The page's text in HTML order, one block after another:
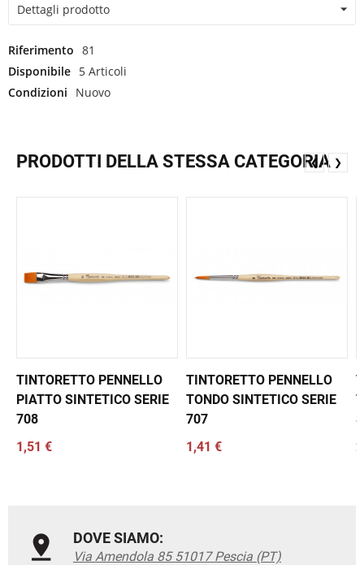
Dettagli prodotto
Riferimento 81
Disponibile 5 Articoli
Condizioni
Nuovo
PRODOTTI DELLA STESSA CATEGORIA
TINTORETTO PENNELLO
PIATTO SINTETICO SERIE
708
1,51 €
TINTORETTO PENNELLO
TONDO SINTETICO SERIE
707
1,41 €
❮ ❯
DOVE SIAMO:
Via Amendola 85 51017 Pescia (PT)